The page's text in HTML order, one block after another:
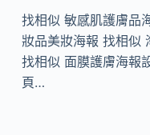
找相似 敏感肌護膚品
妝品美妝海報 找相似
找相似 面膜護膚海報
頁…